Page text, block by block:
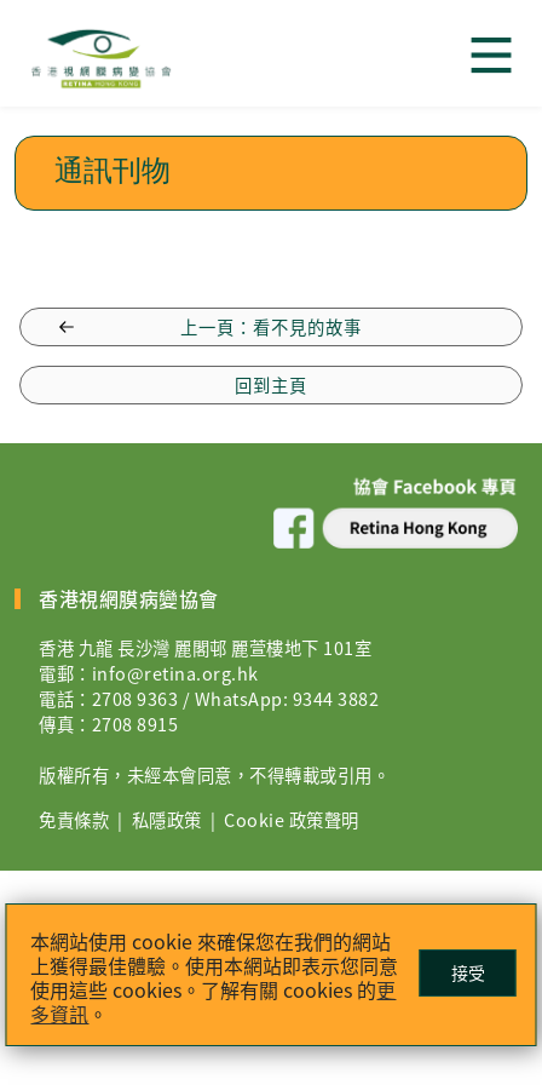
通訊刊物
上一頁：看不見的故事
回到主頁
本網站使用 cookie 來確保您在我們的網站
上獲得最佳體驗。使用本網站即表示您同意
使用這些 cookies。了解有關 cookies 的更
多資訊 。
接受
香港視網膜病變協會
香港 九龍 長沙灣 麗閣邨 麗萱樓地下 101室
電郵： info@retina.org.hk
電話：2708 9363 / WhatsApp: 9344 3882
傳真：2708 8915
版權所有，未經本會同意，不得轉載或引用。
免責條款 | 私隱政策 | Cookie 政策聲明